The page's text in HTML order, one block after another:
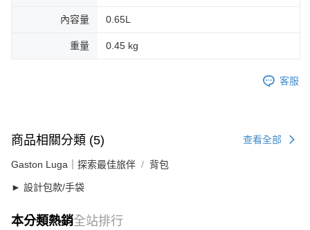
內容量 0.65L
重量 0.45 kg
客服
商品相關分類 (5) 查看全部
Gaston Luga｜探索最佳旅伴 背包
► 設計包款/手袋
本分類熱銷全站排行